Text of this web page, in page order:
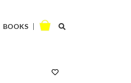
BOOKS